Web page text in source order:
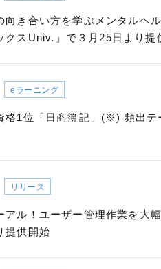
向き合い方を学ぶメンタルヘ
クスUniv.」で３月25日より提
eラーニング
格1位「日商簿記」(※) 頻出テ
リリース
アル！ユーザー管理作業を大
提供開始